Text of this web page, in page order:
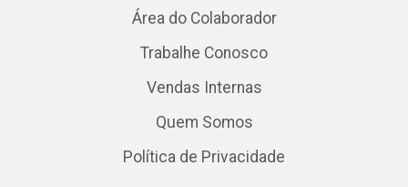
Área do Colaborador
Trabalhe Conosco
Vendas Internas
Quem Somos
Política de Privacidade